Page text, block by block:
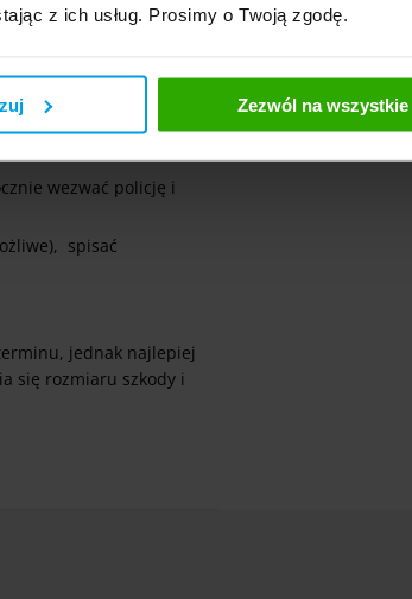
z ich usług. Prosimy o Twoją zgodę.
Zezwól na wszystkie
wezwać policję i
spisać
jednak najlepiej
się rozmiaru szkody i